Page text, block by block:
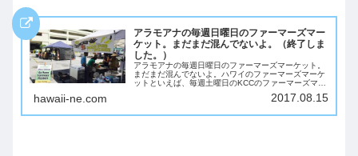
アラモアナの毎週日曜日のファーマーズマー
ケット。まだまだ混んでないよ。（終了しま
した。）
アラモアナの毎週日曜日のファーマーズマーケット。
まだまだ混んでないよ。ハワイのファーマーズマーケ
ットといえば、毎週土曜日のKCCのファーマーズマー
ラモアナのファーマーズマーケットがありますよ。...
hawaii-ne.com 2017.08.15